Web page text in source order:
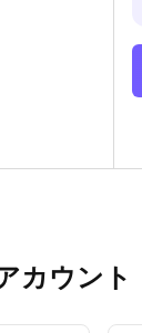
カウント